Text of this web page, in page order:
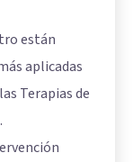
están
aplicadas
Terapias de